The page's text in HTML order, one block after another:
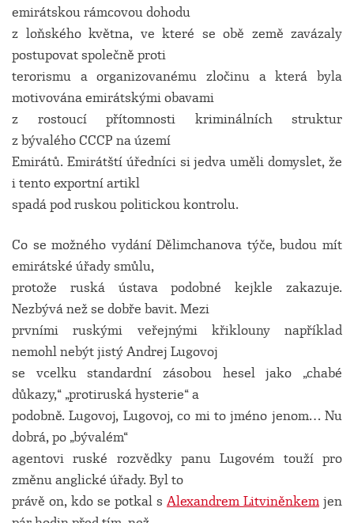
emirátskou rámcovou dohodu
z loňského května, ve které se obě země zavázaly
postupovatspolečně proti
terorismu a organizovanému zločinu a která byla
motivována emirátskými obavami
z rostoucí přítomnosti kriminálních struktur
z bývalého CCCP na území
Emirátů. Emirátští úředníci si jedva uměli domyslet, že
i tento exportní artikl
spadá pod ruskou politickou kontrolu.
Co se možného vydání Dělimchanova týče, budou mít
emirátské úřady smůlu,
protože ruská ústava podobné kejkle zakazuje.
Nezbývá než se dobře bavit. Mezi
prvními ruskými veřejnými křiklouny například
nemohl nebýt jistý Andrej Lugovoj
se vcelku standardní zásobou hesel jako „chabé
důkazy,“ „protiruská hysterie“ a
podobně. Lugovoj, Lugovoj, co mi to jméno jenom… Nu
dobrá, po „bývalém“
agentovi ruské rozvědky panu Lugovém touží pro
změnu anglické úřady. Byl to
právě on, kdo se potkal s Alexandrem Litviněnkem jen